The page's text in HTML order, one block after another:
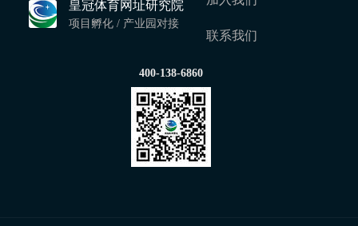
皇冠体育网址研究院
项目孵化 / 产业园对接
联系我们
400-138-6860